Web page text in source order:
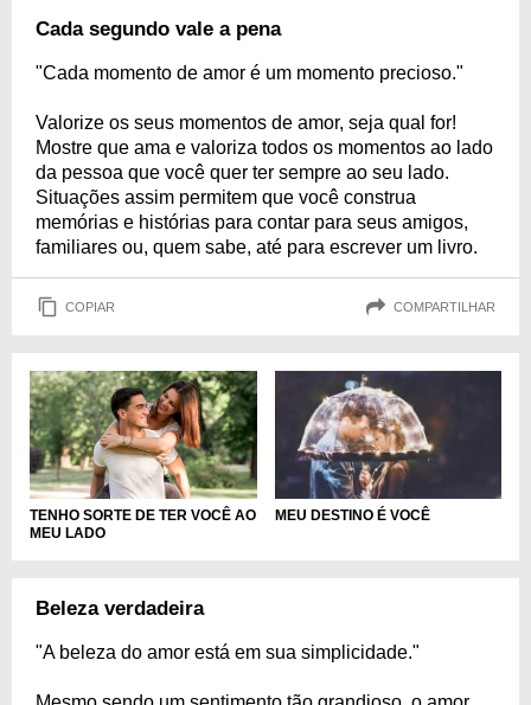
Cada segundo vale a pena
"Cada momento de amor é um momento precioso."
Valorize os seus momentos de amor, seja qual for!
Mostre que ama e valoriza todos os momentos ao lado
da pessoa que você quer ter sempre ao seu lado.
Situações assim permitem que você construa
memórias e histórias para contar para seus amigos,
familiares ou, quem sabe, até para escrever um livro.
COPIAR COMPARTILHAR
TENHO SORTE DE TER VOCÊ AO
MEU LADO
MEU DESTINO É VOCÊ
Beleza verdadeira
"A beleza do amor está em sua simplicidade."